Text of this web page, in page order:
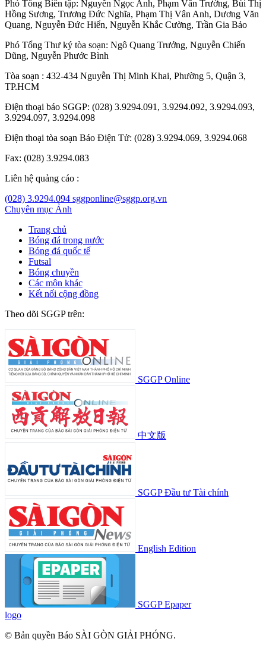
Phó Tổng Biên tập: Nguyễn Ngọc Anh, Phạm Văn Trường, Bùi Thị
Hồng Sương, Trương Đức Nghĩa, Phạm Thị Vân Anh, Dương Văn
Quang, Nguyễn Đức Hiển, Nguyễn Khắc Cường, Trần Gia Bảo
Phó Tổng Thư ký tòa soạn: Ngô Quang Trưởng, Nguyễn Chiến
Dũng, Nguyễn Phước Bình
Tòa soạn : 432-434 Nguyễn Thị Minh Khai, Phường 5, Quận 3,
TP.HCM
Điện thoại báo SGGP: (028) 3.9294.091, 3.9294.092, 3.9294.093,
3.9294.097, 3.9294.098
Điện thoại tòa soạn Báo Điện Tử: (028) 3.9294.069, 3.9294.068
Fax: (028) 3.9294.083
Liên hệ quảng cáo :
(028) 3.9294.094 sggponline@sggp.org.vn
Chuyên mục Ảnh
Trang chủ
Bóng đá trong nước
Bóng đá quốc tế
Futsal
Bóng chuyền
Các môn khác
Kết nối cộng đồng
Theo dõi SGGP trên:
SGGP Online
中文版
SGGP Đầu tư Tài chính
English Edition
SGGP Epaper
logo
© Bản quyền Báo SÀI GÒN GIẢI PHÓNG.